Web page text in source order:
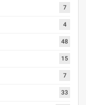
7
4
48
15
7
33